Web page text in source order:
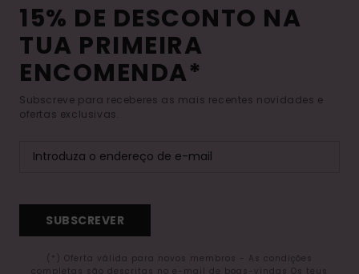
15% DE DESCONTO NA
TUA PRIMEIRA
ENCOMENDA*
Subscreve para receberes as mais recentes novidades e
ofertas exclusivas.
SUBSCREVER
(*) Oferta válida para novos membros - As condições
completas são descritas no e-mail de boas-vindas Os teus